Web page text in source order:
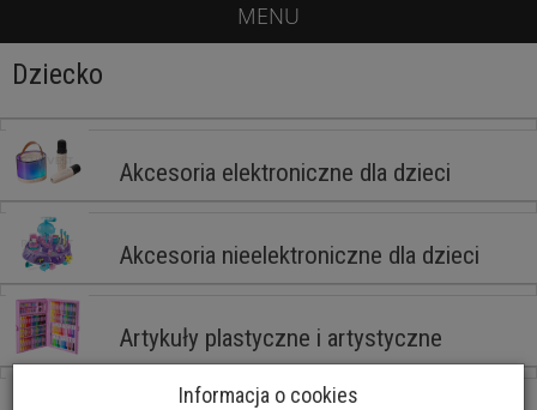
MENU
Dziecko
Akcesoria elektroniczne dla dzieci
Akcesoria nieelektroniczne dla dzieci
Artykuły plastyczne i artystyczne
Informacja o cookies